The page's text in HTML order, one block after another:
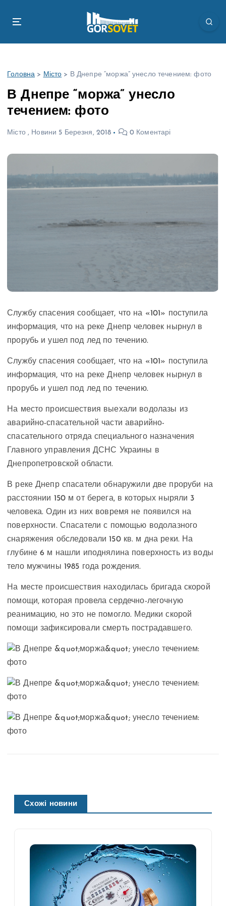
Головна > Місто > В Днепре “моржа” унесло течением: фото
В Днепре “моржа” унесло
течением: фото
Місто, Новини 5 Березня, 2018 0 Коментарі
Службу спасения сообщает, что на «101» поступила
информация, что на реке Днепр человек нырнул в
прорубь и ушел под лед по течению.
Службу спасения сообщает, что на «101» поступила
информация, что на реке Днепр человек нырнул в
прорубь и ушел под лед по течению.
На место происшествия выехали водолазы из
аварийно-спасательной части аварийно-
спасательного отряда специального назначения
Главного управления ДСНС Украины в
Днепропетровской области.
В реке Днепр спасатели обнаружили две проруби на
расстоянии 150 м от берега, в которых ныряли 3
человека. Один из них вовремя не появился на
поверхности. Спасатели с помощью водолазного
снаряжения обследовали 150 кв. м дна реки. На
глубине 6 м нашли иподнялина поверхность из воды
тело мужчины 1985 года рождения.
На месте происшествия находилась бригада скорой
помощи, которая провела сердечно-легочную
реанимацию, но это не помогло. Медики скорой
помощи зафиксировали смерть пострадавшего.
Схожі новини